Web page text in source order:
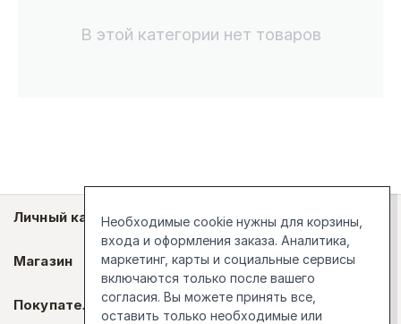
В этой категории нет товаров
Личный кабинет
Магазин
Покупателям
Необходимые cookie нужны для корзины,
входа и оформления заказа. Аналитика,
маркетинг, карты и социальные сервисы
включаются только после вашего
согласия. Вы можете принять все,
оставить только необходимые или